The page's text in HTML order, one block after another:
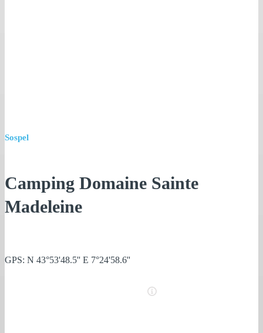
Sospel
Camping Domaine Sainte
Madeleine
GPS: N 43°53'48.5'' E 7°24'58.6''